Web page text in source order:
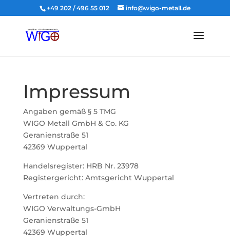
+49 202 / 496 55 012 info@wigo-metall.de
Impressum
Angaben gemäß § 5 TMG
WIGO Metall GmbH & Co. KG
Geranienstraße 51
42369 Wuppertal
Handelsregister: HRB Nr. 23978
Registergericht: Amtsgericht Wuppertal
Vertreten durch:
WIGO Verwaltungs-GmbH
Geranienstraße 51
42369 Wuppertal